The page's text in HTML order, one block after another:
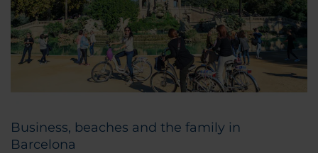
Business, beaches and the family in
Barcelona